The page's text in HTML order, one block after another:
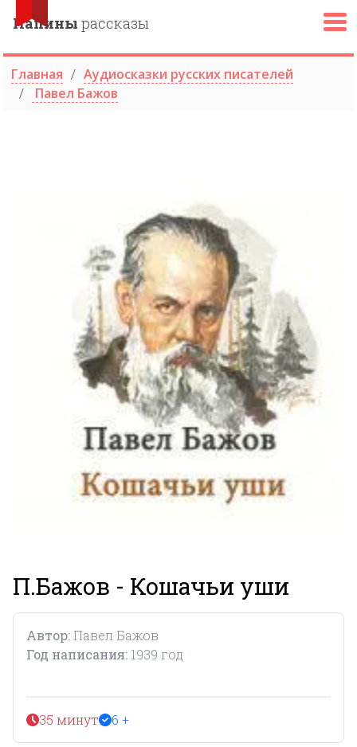
Папины рассказы
Главная
Аудиосказки русских писателей
Павел Бажов
П.Бажов - Кошачьи уши
Автор: Павел Бажов
Год написания: 1939 год
35 минут 6 +